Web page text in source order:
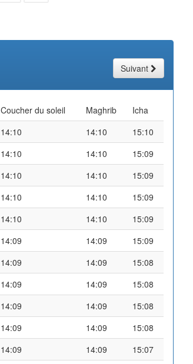
Suivant
Coucher du soleil Maghrib
Icha
14:10 14:10
15:10
14:10 14:10
15:09
14:10 14:10
15:09
14:10 14:10
15:09
14:10 14:10
15:09
14:09 14:09
15:09
14:09 14:09
15:08
14:09 14:09
15:08
14:09 14:09
15:08
14:09 14:09
15:08
14:09 14:09
15:07